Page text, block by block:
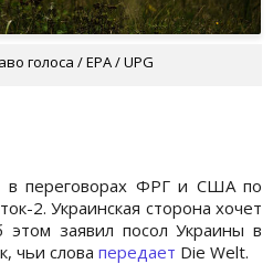
голоса / EPA / UPG
в переговорах ФРГ и США по
2. Украинская сторона хочет
этом заявил посол Украины в
чьи слова передает Die Welt.